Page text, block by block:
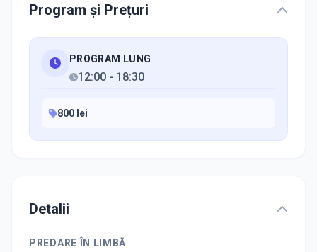
Program și Prețuri
PROGRAM LUNG
12:00 - 18:30
800 lei
Detalii
PREDARE ÎN LIMBĂ